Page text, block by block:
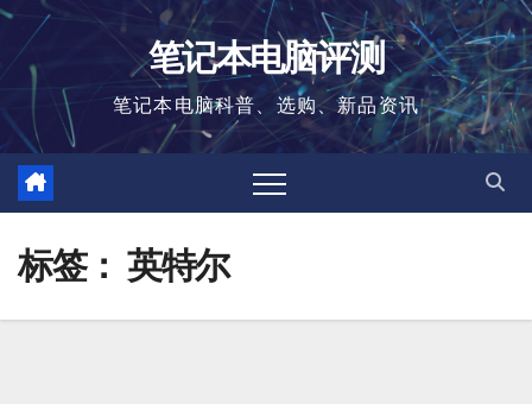
跳
至
笔记本电脑评测
笔记本电脑科普、选购、新品资讯
标签： 英特尔